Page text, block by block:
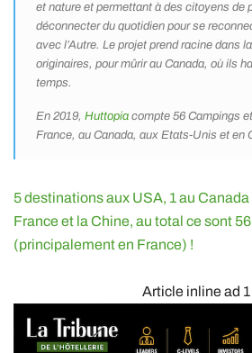
et nature et permettant à des citoyens de
déconnecter du quotidien pour se
avec l’Autre. Le projet prend racine dans
originaires, pour mûrir au Canada, où ils
temps.
En 2019, Huttopia compte 56 Campings
France, au Canada, aux Etats-Unis et en
5 destinations aux USA, 1 au
France et la Chine, au total ce sont
(principalement en France) !
Article inline ad 1